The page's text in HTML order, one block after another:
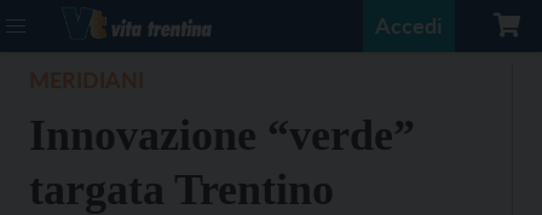
Accedi
Innovazione “verde”
targata Trentino